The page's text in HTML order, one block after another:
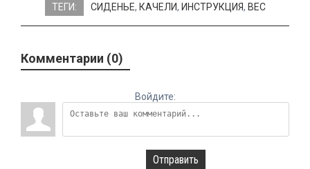
ТЕГИ: СИДЕНЬЕ, КАЧЕЛИ, ИНСТРУКЦИЯ, ВЕС
Комментарии (0)
Войдите:
Отправить